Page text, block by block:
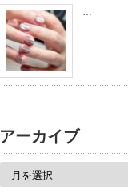
…
アーカイブ